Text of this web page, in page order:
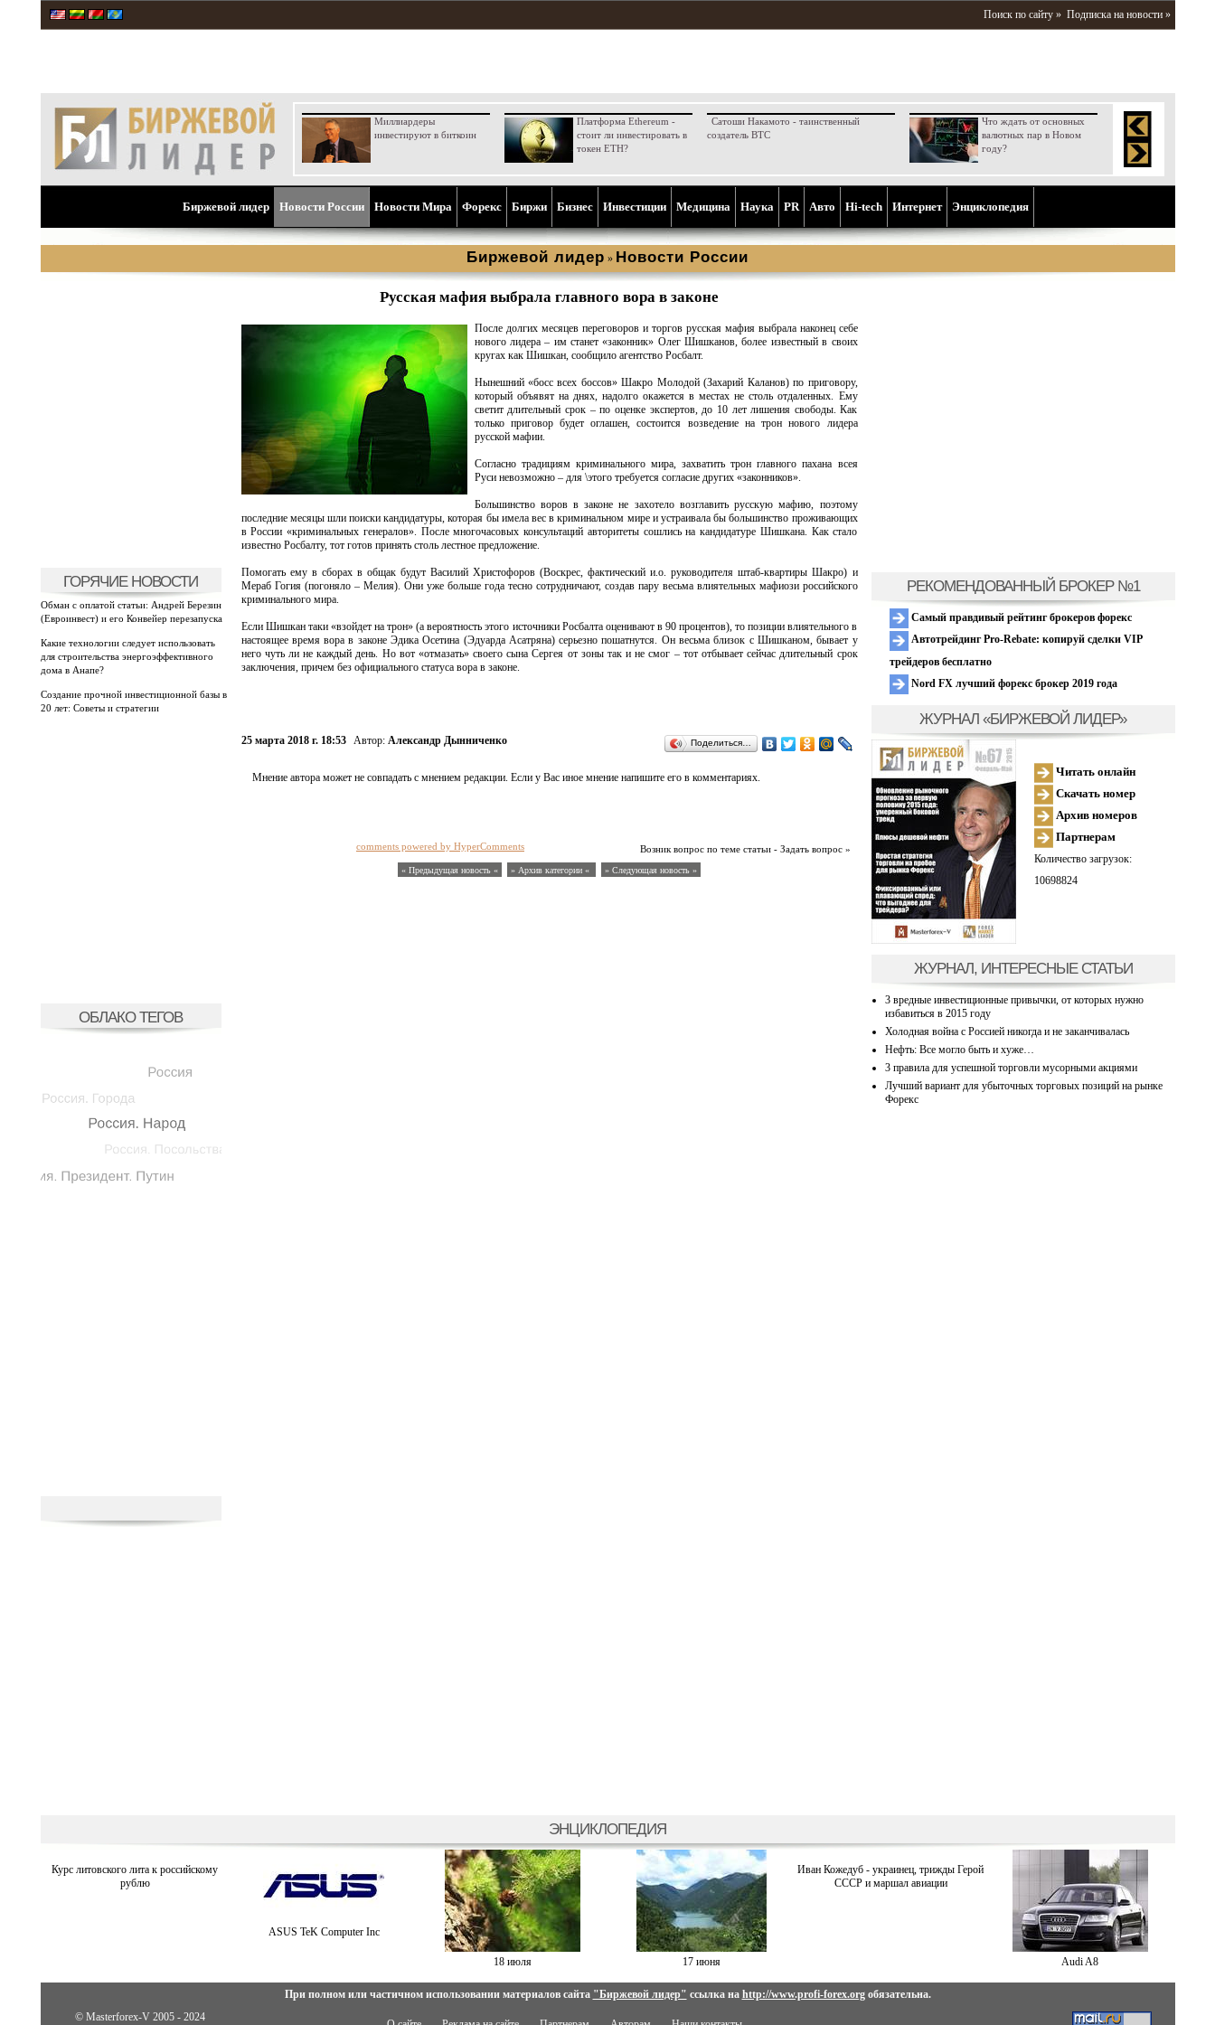
Поиск по сайту » Подписка на новости »
Миллиардеры
инвестируют в биткоин
Платформа Ethereum -
стоит ли инвестировать в
токен ETH?
Сатоши Накамото - таинственный
создатель BTC
Что ждать от основных
валютных пар в Новом
году?
Биржевой лидер Новости России Новости Мира Форекс Биржи Бизнес Инвестиции Медицина Наука PR Aвто Hi-tech Интернет Энциклопедия
Биржевой лидер » Новости России
ГОРЯЧИЕ НОВОСТИ
Обман с оплатой статьи: Андрей Березин
(Евроинвест) и его Конвейер перезапуска
Какие технологии следует использовать
для строительства энергоэффективного
дома в Анапе?
Создание прочной инвестиционной базы в
20 лет: Советы и стратегии
ОБЛАКО ТЕГОВ
Русская мафия выбрала главного вора в законе
После долгих месяцев переговоров и торгов русская мафия выбрала наконец себе
нового лидера – им станет «законник» Олег Шишканов, более известный в своих
кругах как Шишкан, сообщило агентство Росбалт.
Нынешний «босс всех боссов» Шакро Молодой (Захарий Каланов) по приговору,
который объявят на днях, надолго окажется в местах не столь отдаленных. Ему
светит длительный срок – по оценке экспертов, до 10 лет лишения свободы. Как
только приговор будет оглашен, состоится возведение на трон нового лидера
русской мафии.
Согласно традициям криминального мира, захватить трон главного пахана всея
Руси невозможно – для \этого требуется согласие других «законников».
Большинство воров в законе не захотело возглавить русскую мафию, поэтому
последние месяцы шли поиски кандидатуры, которая бы имела вес в криминальном мире и устраивала бы большинство проживающих
в России «криминальных генералов». После многочасовых консультаций авторитеты сошлись на кандидатуре Шишкана. Как стало
известно Росбалту, тот готов принять столь лестное предложение.
Помогать ему в сборах в общак будут Василий Христофоров (Воскрес, фактический и.о. руководителя штаб-квартиры Шакро) и
Мераб Гогия (погоняло – Мелия). Они уже больше года тесно сотрудничают, создав пару весьма влиятельных мафиози российского
криминального мира.
Если Шишкан таки «взойдет на трон» (а вероятность этого источники Росбалта оценивают в 90 процентов), то позиции влиятельного в
настоящее время вора в законе Эдика Осетина (Эдуарда Асатряна) серьезно пошатнутся. Он весьма близок с Шишканом, бывает у
него чуть ли не каждый день. Но вот «отмазать» своего сына Сергея от зоны так и не смог – тот отбывает сейчас длительный срок
заключения, причем без официального статуса вора в законе.
25 марта 2018 г. 18:53 Автор: Александр Дынниченко Поделиться…
Мнение автора может не совпадать с мнением редакции. Если у Вас иное мнение напишите его в комментариях.
Возник вопрос по теме статьи - Задать вопрос »
comments powered by HyperComments
« Предыдущая новость « » Архив категории « » Следующая новость »
РЕКОМЕНДОВАННЫЙ БРОКЕР №1
Самый правдивый рейтинг брокеров форекс
Автотрейдинг Pro-Rebate: копируй сделки VIP
трейдеров бесплатно
Nord FX лучший форекс брокер 2019 года
ЖУРНАЛ «БИРЖЕВОЙ ЛИДЕР»
Читать онлайн
Скачать номер
Архив номеров
Партнерам
Количество загрузок:
10698824
ЖУРНАЛ, ИНТЕРЕСНЫЕ СТАТЬИ
3 вредные инвестиционные привычки, от которых нужно
избавиться в 2015 году
Холодная война с Россией никогда и не заканчивалась
Нефть: Все могло быть и хуже…
3 правила для успешной торговли мусорными акциями
Лучший вариант для убыточных торговых позиций на рынке
Форекс
ЭНЦИКЛОПЕДИЯ
Курс литовского лита к российскому
рублю
ASUS TeK Computer Inc
18 июля 17 июня
Иван Кожедуб - украинец, трижды Герой
СССР и маршал авиации
Audi A8
При полном или частичном использовании материалов сайта "Биржевой лидер" ссылка на http://www.profi-forex.orgобязательна.
© Masterforex-V 2005 - 2024